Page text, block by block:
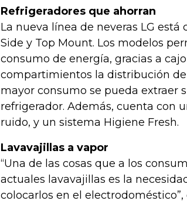
Refrigeradores que ahorran
La nueva línea de neveras LG
Side y Top Mount. Los modelos
consumo de energía, gracias a
compartimientos la distribución
mayor consumo se pueda extraer
refrigerador. Además, cuenta con
ruido, y un sistema Higiene Fresh.
Lavavajillas a vapor
“Una de las cosas que a los
actuales lavavajillas es la
colocarlos en el